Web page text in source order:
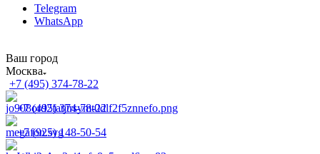
Telegram
WhatsApp
Ваш город
Москва
+7 (495) 374-78-22
+7 (495) 374-78-22
+7 (925) 148-50-54